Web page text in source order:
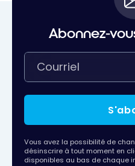
Abonnez-
Vous avez la possibilité de
désinscrire à tout moment en
disponibles au bas de chaque